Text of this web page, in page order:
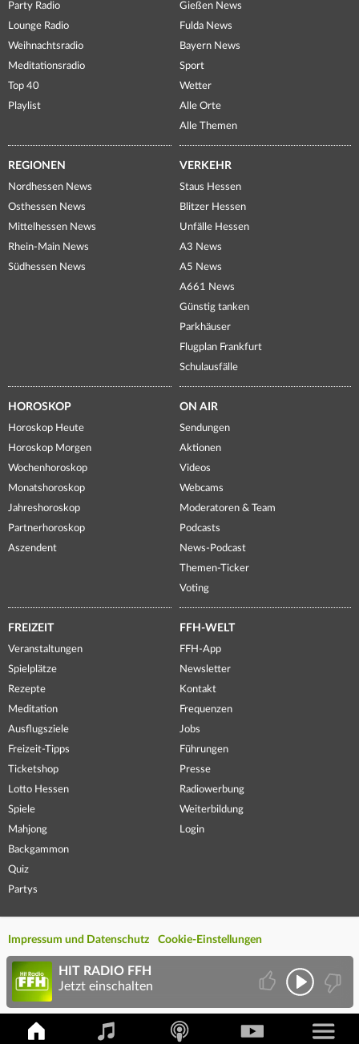
Party Radio
Lounge Radio
Weihnachtsradio
Meditationsradio
Top 40
Playlist
Gießen News
Fulda News
Bayern News
Sport
Wetter
Alle Orte
Alle Themen
REGIONEN
Nordhessen News
Osthessen News
Mittelhessen News
Rhein-Main News
Südhessen News
VERKEHR
Staus Hessen
Blitzer Hessen
Unfälle Hessen
A3 News
A5 News
A661 News
Günstig tanken
Parkhäuser
Flugplan Frankfurt
Schulausfälle
HOROSKOP
Horoskop Heute
Horoskop Morgen
Wochenhoroskop
Monatshoroskop
Jahreshoroskop
Partnerhoroskop
Aszendent
ON AIR
Sendungen
Aktionen
Videos
Webcams
Moderatoren & Team
Podcasts
News-Podcast
Themen-Ticker
Voting
FREIZEIT
Veranstaltungen
Spielplätze
Rezepte
Meditation
Ausflugsziele
Freizeit-Tipps
Ticketshop
Lotto Hessen
Spiele
Mahjong
Backgammon
Quiz
Partys
FFH-WELT
FFH-App
Newsletter
Kontakt
Frequenzen
Jobs
Führungen
Presse
Radiowerbung
Weiterbildung
Login
Impressum und Datenschutz Cookie-Einstellungen
HIT RADIO FFH
Jetzt einschalten